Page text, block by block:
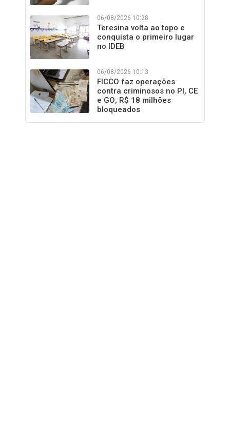
06/08/2026 10:28
Teresina volta ao topo e
conquista o primeiro lugar
no IDEB
06/08/2026 10:13
FICCO faz operações
contra criminosos no PI, CE
e GO; R$ 18 milhões
bloqueados